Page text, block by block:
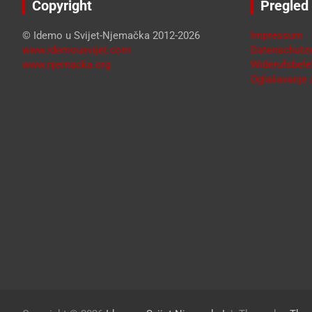
Copyright
© Idemo u Svijet-Njemačka 2012-2026
www.idemousvijet.com
www.njemacka.org
Pregled
Impressum